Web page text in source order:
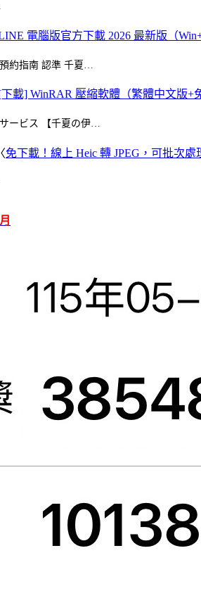
電腦版官方下載 2026 最新版（
約指南 認準 千夏…
載] WinRAR 壓縮軟體（繁體中文版+
ービス 【千夏の伊…
免下載！線上 Heic 轉 JPEG，可批次處